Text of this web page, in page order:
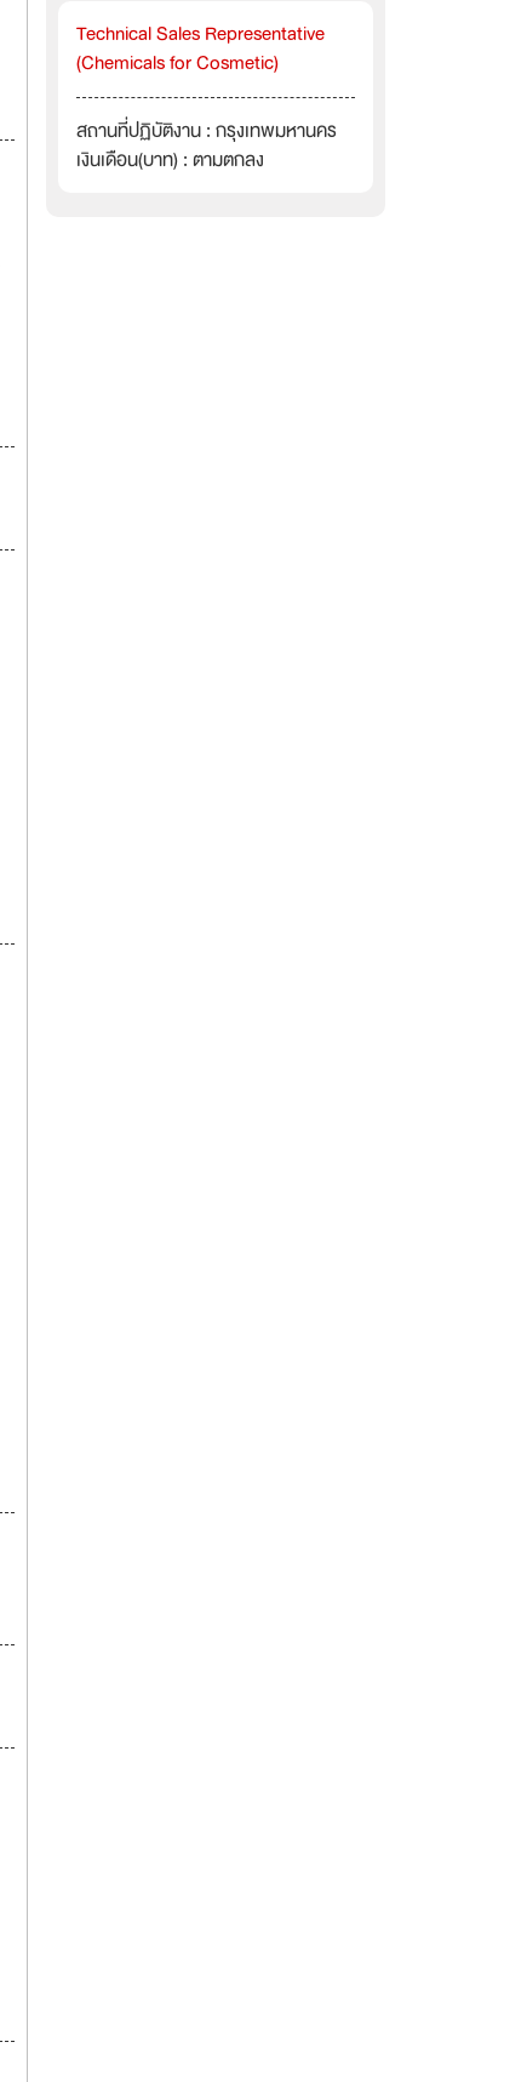
Technical Sales Representative
(Chemicals for Cosmetic)
สถานที่ปฏิบัติงาน : กรุงเทพมหานคร
เงินเดือน(บาท) : ตามตกลง